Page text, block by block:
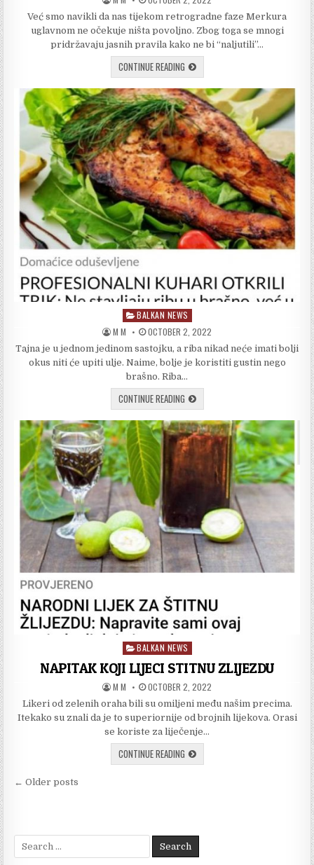
DATE:
Već smo navikli da nas tijekom retrogradne faze Merkura
uglavnom ne očekuje ništa povoljno. Zbog toga se mnogi
pridržavaju jasnih pravila kako ne bi “naljutili”…
CONTINUE READINGSAVJETI
KAKO
PREŽIVITE
RETROGRADNI
MERKUR
Posted
in
BALKAN NEWS
AUTHOR:
M M PUBLISHED
DATE:
OCTOBER 2, 2022
Tajna je u jednom jedinom sastojku, a riba nikad neće imati bolji
okus niti će upiti ulje. Naime, bolje je koristiti gustin nego
brašno. Riba…
CONTINUE READING
Posted
in
BALKAN NEWS
NAPITAK KOJI LIJECI STITNU ZLIJEZDU
AUTHOR:
M M PUBLISHED
DATE:
OCTOBER 2, 2022
Likeri od zelenih oraha bili su omiljeni među našim precima.
Itekako su znali da je to superiornije od brojnih lijekova. Orasi
se koriste za liječenje…
CONTINUE READINGNAPITAK
KOJI
Posts
← Older posts